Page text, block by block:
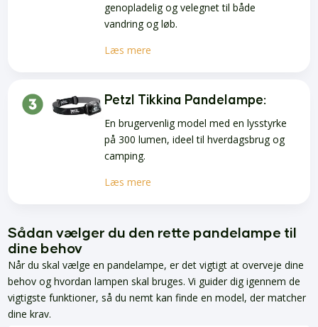
genopladelig og velegnet til både
vandring og løb.
Læs mere
Petzl Tikkina Pandelampe:
En brugervenlig model med en lysstyrke
på 300 lumen, ideel til hverdagsbrug og
camping.
Læs mere
Sådan vælger du den rette pandelampe til
dine behov
Når du skal vælge en pandelampe, er det vigtigt at overveje dine
behov og hvordan lampen skal bruges. Vi guider dig igennem de
vigtigste funktioner, så du nemt kan finde en model, der matcher
dine krav.